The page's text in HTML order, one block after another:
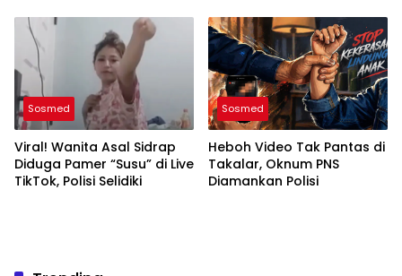
Sosmed
Viral! Wanita Asal Sidrap
Diduga Pamer “Susu” di Live
TikTok, Polisi Selidiki
Sosmed
Heboh Video Tak Pantas di
Takalar, Oknum PNS
Diamankan Polisi